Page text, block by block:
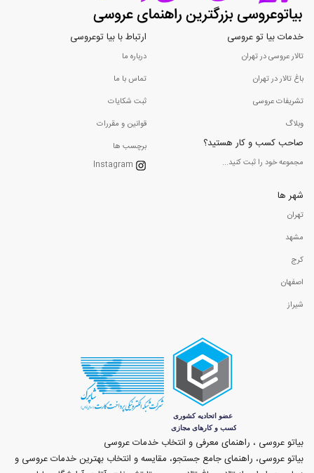
خدمات بیا تو عروسی
تالار عروسی در تهران
باغ تالار در تهران
تشریفات عروسی
وبلاگ
صاحب کسب و کار هستید؟
مجموعه خود را ثبت کنید...
ارتباط با بیا توعروسی
درباره ما
تماس با ما
ثبت شکایات
قوانین و مقررات
برچسب ها
Instagram
شهر ها
تهران
مشهد
کرج
اصفهان
شیراز
بیاتو عروسی ، راهنمای معرفی و انتخاب خدمات عروسی
بیاتو عروسی، راهنمای جامع جستجو، مقایسه و انتخاب بهترین خدمات عروسی و